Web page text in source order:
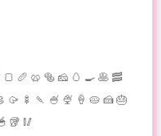
🥖 🥨 🥯 🧀 🥚 🍳 🥞 🥓
🥠 🍢 🍡 🍧 🍨 🍦 🥧 🍰 🎂
🥡 🥢